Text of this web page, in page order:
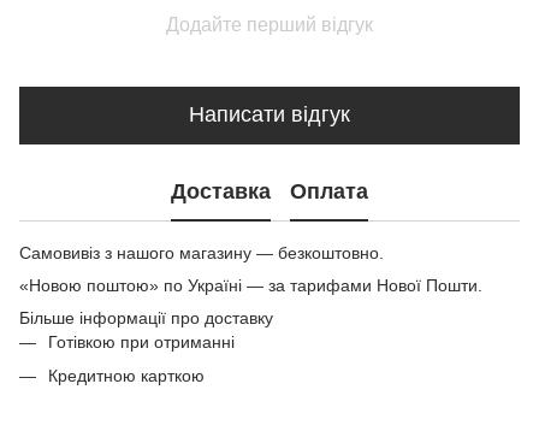
Додайте перший відгук
Написати відгук
Доставка Оплата
Самовивіз з нашого магазину — безкоштовно.
«Новою поштою» по Україні — за тарифами Нової Пошти.
Більше інформації про доставку
Готівкою при отриманні
Кредитною карткою